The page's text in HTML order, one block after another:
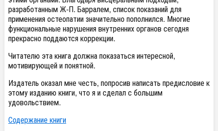
разработанным Ж-П. Барралем, список показаний для
применения остеопатии значительно пополнился. Многие
функциональные нарушения внутренних органов сегодня
прекрасно поддаются коррекции.
Читателю эта книга должна показаться интересной,
мотивирующей и понятной.
Издатель оказал мне честь, попросив написать предисловие к
этому изданию книги, что я и сделал с большим
удовольствием.
Содержание книги